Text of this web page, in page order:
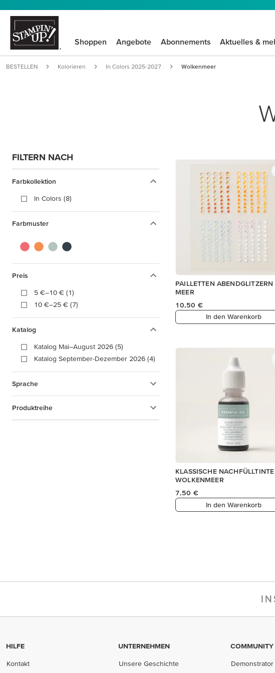
Shoppen Angebote Abonnements Aktuelles &
BESTELLEN Kolorieren In Colors 2025-2027 Wolkenmeer
FILTERN NACH
Farbkollektion
In Colors (8)
Farbmuster
Preis
5 €–10 € (1)
10 €–25 € (7)
Katalog
Katalog Mai–August 2026 (5)
Katalog September-Dezember 2026 (4)
Sprache
Produktreihe
PAILLETTEN
MEER
10,50 €
In den Warenkorb
KLASSISCHE
WOLKENMEER
7,50 €
In den Warenkorb
HILFE
Kontakt
UNTERNEHMEN
Unsere Geschichte
COMMUNITY